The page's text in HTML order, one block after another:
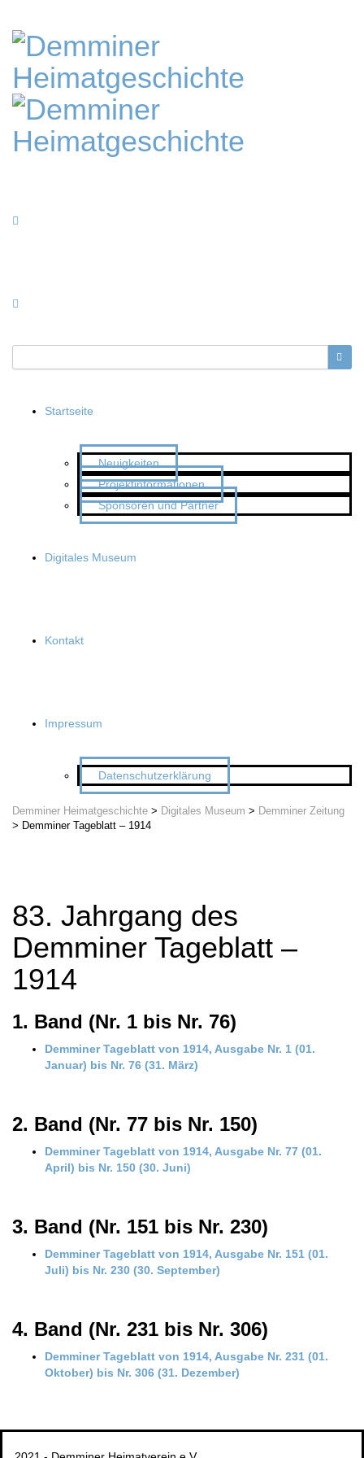
Startseite
Neuigkeiten
Projektinformationen
Sponsoren und Partner
Digitales Museum
Kontakt
Impressum
Datenschutzerklärung
Demminer Heimatgeschichte > Digitales Museum > Demminer Zeitung
> Demminer Tageblatt – 1914
83. Jahrgang des
Demminer Tageblatt –
1914
1. Band (Nr. 1 bis Nr. 76)
Demminer Tageblatt von 1914, Ausgabe Nr. 1 (01.
Januar) bis Nr. 76 (31. März)
2. Band (Nr. 77 bis Nr. 150)
Demminer Tageblatt von 1914, Ausgabe Nr. 77 (01.
April) bis Nr. 150 (30. Juni)
3. Band (Nr. 151 bis Nr. 230)
Demminer Tageblatt von 1914, Ausgabe Nr. 151 (01.
Juli) bis Nr. 230 (30. September)
4. Band (Nr. 231 bis Nr. 306)
Demminer Tageblatt von 1914, Ausgabe Nr. 231 (01.
Oktober) bis Nr. 306 (31. Dezember)